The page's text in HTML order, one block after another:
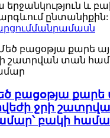
երջանկություն և
ընտանիքին:
մանրամասն
բացօթյա քարե
ջրի
բակի